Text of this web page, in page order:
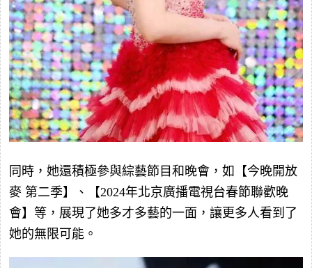
同時，她還積極參與綜藝節目和晚會，如【今晚開放
麥 第二季】、【2024年北京廣播電視台春節聯歡晚
會】等，展現了她多才多藝的一面，讓更多人看到了
她的無限可能。